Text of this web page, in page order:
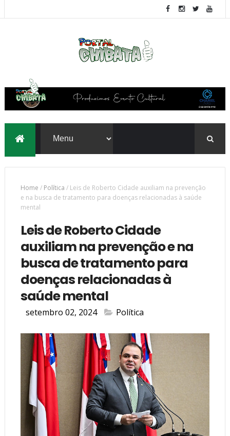
Home / Política / Leis de Roberto Cidade auxiliam na prevenção
e na busca de tratamento para doenças relacionadas à saúde
mental
Leis de Roberto Cidade
auxiliam na prevenção e na
busca de tratamento para
doenças relacionadas à
saúde mental
setembro 02, 2024 Política